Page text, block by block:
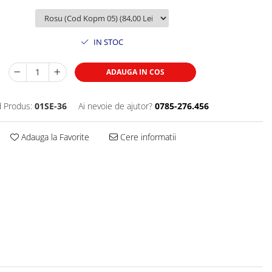
IN STOC
ADAUGA IN COS
Produs: 01SE-36 Ai nevoie de ajutor? 0785-276.456
Adauga la Favorite Cere informatii